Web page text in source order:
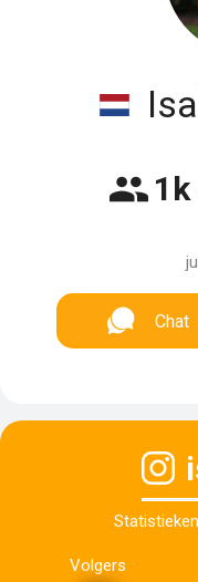
Chat
Volgers